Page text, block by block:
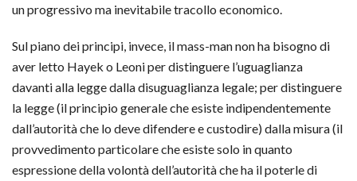
un progressivo ma inevitabile tracollo economico.
Sul piano dei principi, invece, il mass-man non ha bisogno di
aver letto Hayek o Leoni per distinguere l’uguaglianza
davanti alla legge dalla disuguaglianza legale; per distinguere
la legge (il principio generale che esiste indipendentemente
dall’autorità che lo deve difendere e custodire) dalla misura (il
provvedimento particolare che esiste solo in quanto
espressione della volontà dell’autorità che ha il poterle di